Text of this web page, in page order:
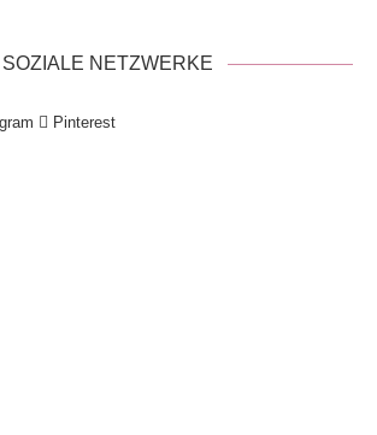
SOZIALE NETZWERKE
Pinterest